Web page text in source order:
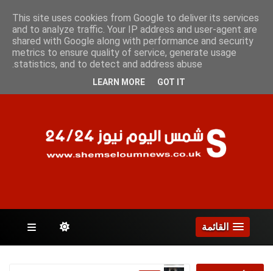
السبت 8 أغسطس 2026
الصفحات
القائمة
This site uses cookies from Google to deliver its services
and to analyze traffic. Your IP address and user-agent are
shared with Google along with performance and security
metrics to ensure quality of service, generate usage
statistics, and to detect and address abuse.
LEARN MORE GOT IT